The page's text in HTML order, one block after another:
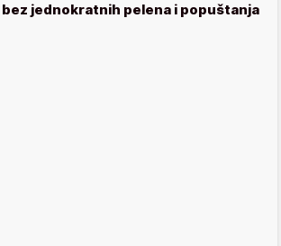
bez jednokratnih pelena i popuštanja